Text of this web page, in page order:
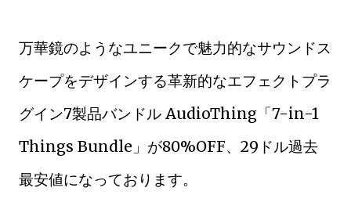
万華鏡のようなユニークで魅力的なサウンドス
ケープをデザインする革新的なエフェクトプラ
グイン7製品バンドル AudioThing「7-in-1
Things Bundle」が80%OFF、29ドル過去
最安値になっております。